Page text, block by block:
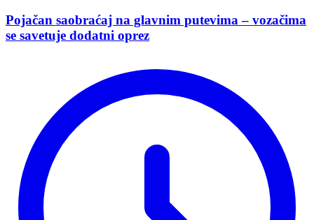
Pojačan saobraćaj na glavnim putevima – vozačima
se savetuje dodatni oprez